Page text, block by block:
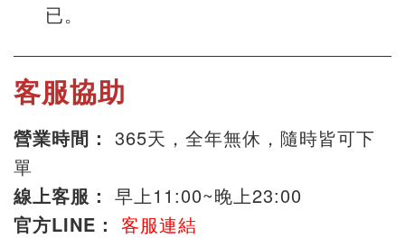
已。
客服協助
營業時間： 365天，全年無休，隨時皆可下
單
線上客服： 早上11:00~晚上23:00
官方LINE： 客服連結